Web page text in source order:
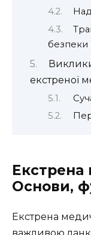
безпеки
екстреної
Екстрена
Основи,
Екстрена